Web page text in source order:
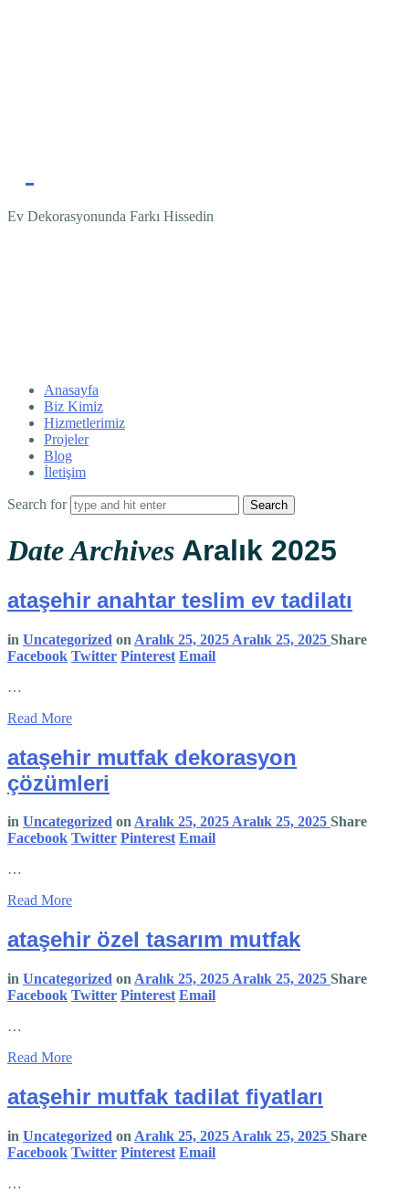
Ev Dekorasyonunda Farkı Hissedin
Anasayfa
Biz Kimiz
Hizmetlerimiz
Projeler
Blog
İletişim
Search for
Date Archives Aralık 2025
ataşehir anahtar teslim ev tadilatı
in Uncategorized on Aralık 25, 2025 Aralık 25, 2025 Share
Facebook Twitter Pinterest Email
…
Read More
ataşehir mutfak dekorasyon
çözümleri
in Uncategorized onAralık 25, 2025Aralık 25, 2025 Share
Facebook Twitter Pinterest Email
…
Read More
ataşehir özel tasarım mutfak
in Uncategorized on Aralık 25, 2025 Aralık 25, 2025 Share
Facebook Twitter Pinterest Email
…
Read More
ataşehir mutfak tadilat fiyatları
in Uncategorized on Aralık 25, 2025 Aralık 25, 2025 Share
Facebook Twitter Pinterest Email
…